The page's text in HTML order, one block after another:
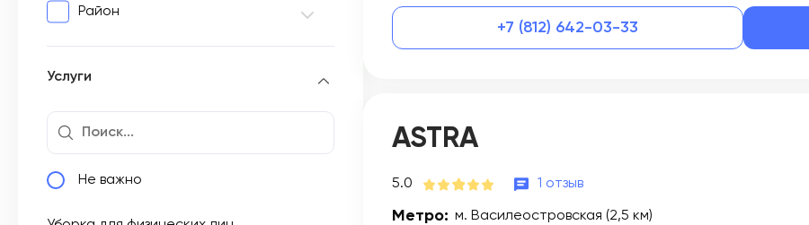
Район
Услуги
Не важно
+7 (812) 642-03-33
ASTRA
5.0 1 отзыв
Метро: м. Василеостровская (2,5 км)